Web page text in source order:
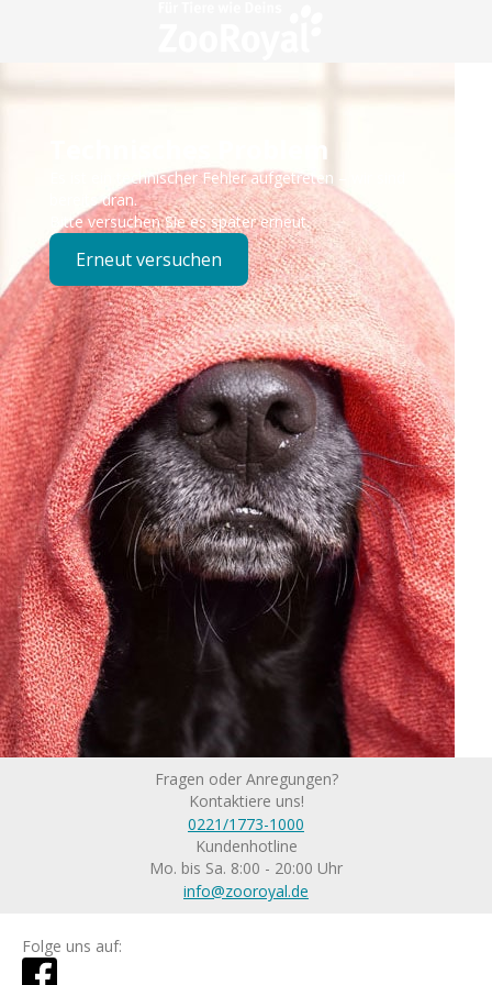
Technisches Problem
Es ist ein technischer Fehler aufgetreten – wir sind
bereits dran.
Bitte versuchen Sie es später erneut.
Erneut versuchen
Fragen oder Anregungen?
Kontaktiere uns!
0221/1773-1000
Kundenhotline
Mo. bis Sa. 8:00 - 20:00 Uhr
info@zooroyal.de
Folge uns auf: